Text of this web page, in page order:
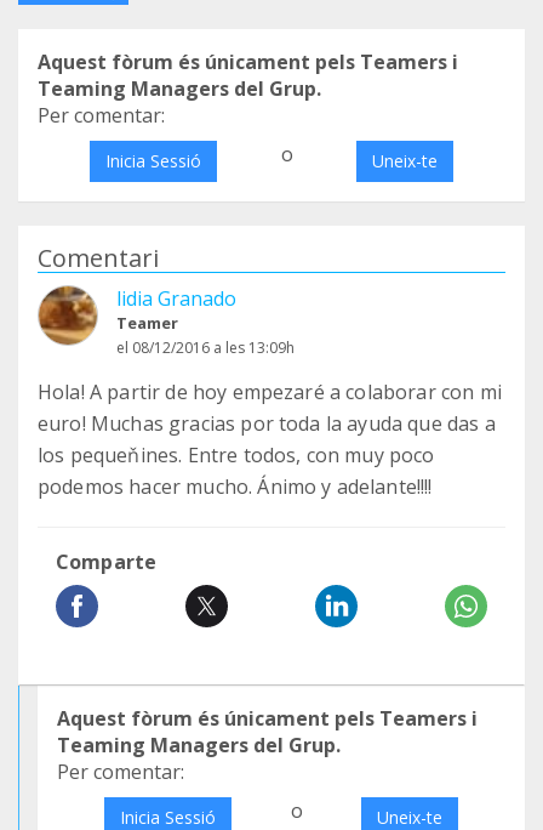
Aquest fòrum és únicament pels Teamers i
Teaming Managers del Grup.
Per comentar:
Inicia Sessió o Uneix-te
Comentari
lidia Granado
Teamer
el 08/12/2016 a les 13:09h
Hola! A partir de hoy empezaré a colaborar con mi
euro! Muchas gracias por toda la ayuda que das a
los pequeňines. Entre todos, con muy poco
podemos hacer mucho. Ánimo y adelante!!!!
Comparte
Aquest fòrum és únicament pels Teamers i
Teaming Managers del Grup.
Per comentar:
Inicia Sessió o Uneix-te